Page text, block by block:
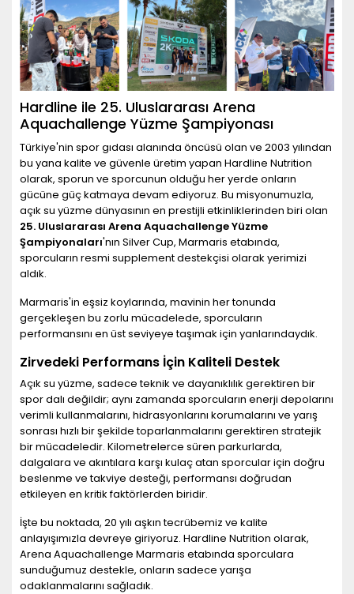
Hardline ile 25. Uluslararası Arena
Aquachallenge Yüzme Şampiyonası
Türkiye'nin spor gıdası alanında öncüsü olan ve 2003 yılından
bu yana kalite ve güvenle üretim yapan Hardline Nutrition
olarak, sporun ve sporcunun olduğu her yerde onların
gücüne güç katmaya devam ediyoruz. Bu misyonumuzla,
açık su yüzme dünyasının en prestijli etkinliklerinden biri olan
25. Uluslararası Arena Aquachallenge Yüzme
Şampiyonaları'nın Silver Cup, Marmaris etabında,
sporcuların resmi supplement destekçisi olarak yerimizi
aldık.
Marmaris'in eşsiz koylarında, mavinin her tonunda
gerçekleşen bu zorlu mücadelede, sporcuların
performansını en üst seviyeye taşımak için yanlarındaydık.
Zirvedeki Performans İçin Kaliteli Destek
Açık su yüzme, sadece teknik ve dayanıklılık gerektiren bir
spor dalı değildir; aynı zamanda sporcuların enerji depolarını
verimli kullanmalarını, hidrasyonlarını korumalarını ve yarış
sonrası hızlı bir şekilde toparlanmalarını gerektiren stratejik
bir mücadeledir. Kilometrelerce süren parkurlarda,
dalgalara ve akıntılara karşı kulaç atan sporcular için doğru
beslenme ve takviye desteği, performansı doğrudan
etkileyen en kritik faktörlerden biridir.
İşte bu noktada, 20 yılı aşkın tecrübemiz ve kalite
anlayışımızla devreye giriyoruz. Hardline Nutrition olarak,
Arena Aquachallenge Marmaris etabında sporculara
sunduğumuz destekle, onların sadece yarışa
odaklanmalarını sağladık.